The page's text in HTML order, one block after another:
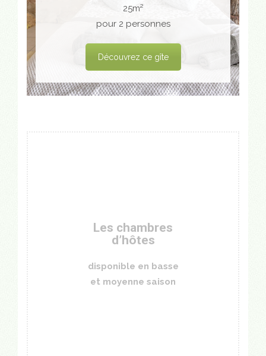
25m²
pour 2 personnes
Découvrez ce gîte
Les chambres
d’hôtes
disponible en basse
et moyenne saison